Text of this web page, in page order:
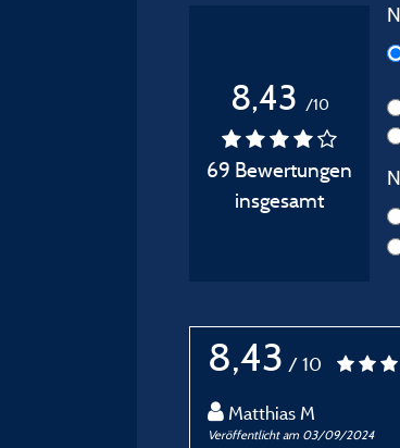
8,43 /10
69 Bewertungen
insgesamt
8,43 / 10
Matthias M
Veröffentlicht am 03/09/2024